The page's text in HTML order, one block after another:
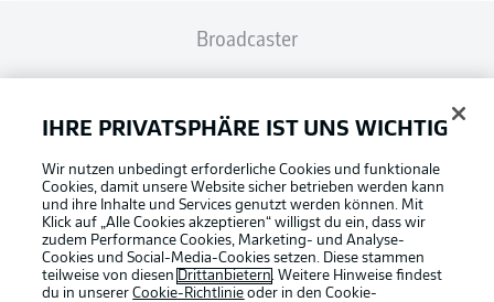
Broadcaster
Bundesliga App
Fantasy Manager
#BundesligaWIRKT
IHRE PRIVATSPHÄRE IST UNS WICHTIG
Wir nutzen unbedingt erforderliche Cookies und funktionale
Cookies, damit unsere Website sicher betrieben werden kann
und ihre Inhalte und Services genutzt werden können. Mit
Klick auf „Alle Cookies akzeptieren“ willigst du ein, dass wir
zudem Performance Cookies, Marketing- und Analyse-
Cookies und Social-Media-Cookies setzen. Diese stammen
teilweise von diesen Drittanbietern. Weitere Hinweise findest
du in unsererCookie-Richtlinie oder in den Cookie-